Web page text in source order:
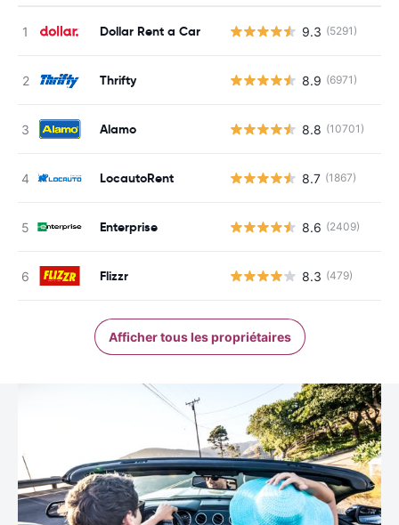
Dollar Rent a Car 9.3 (5291)
Thrifty 8.9 (6971)
Alamo 8.8 (10701)
LocautoRent 8.7 (1867)
Enterprise 8.6 (2409)
Flizzr 8.3 (479)
Afficher tous les propriétaires